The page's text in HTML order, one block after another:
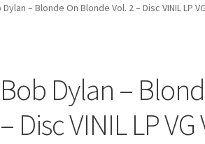
Dylan – Blonde On Blonde Vol. 2 – Disc VINIL LP
Bob Dylan –
– Disc VINIL LP VG